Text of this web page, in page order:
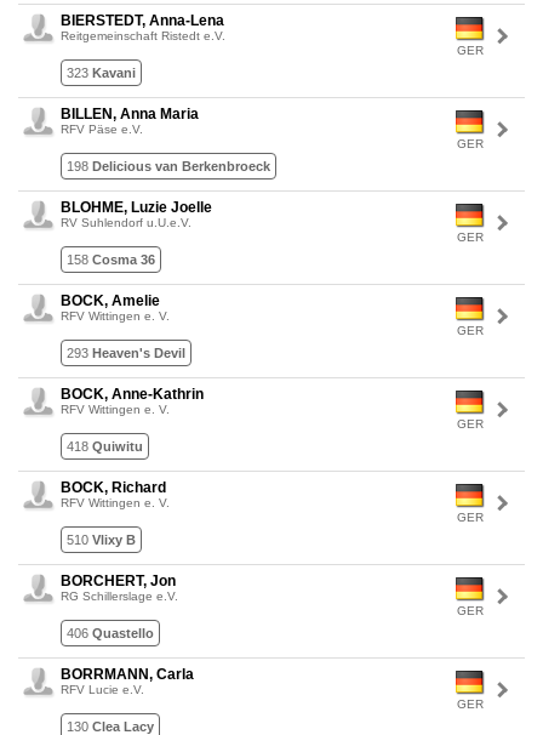
GER
BIERSTEDT, Anna-Lena
Reitgemeinschaft Ristedt e.V.
323 Kavani
GER
BILLEN, Anna Maria
RFV Päse e.V.
198 Delicious van Berkenbroeck
GER
BLOHME, Luzie Joelle
RV Suhlendorf u.U.e.V.
158 Cosma 36
GER
BOCK, Amelie
RFV Wittingen e. V.
293 Heaven's Devil
GER
BOCK, Anne-Kathrin
RFV Wittingen e. V.
418 Quiwitu
GER
BOCK, Richard
RFV Wittingen e. V.
510 Vlixy B
GER
BORCHERT, Jon
RG Schillerslage e.V.
406 Quastello
GER
BORRMANN, Carla
RFV Lucie e.V.
130 Clea Lacy